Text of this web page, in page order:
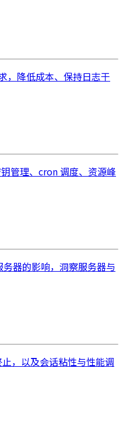
，降低成本、保持日志干
管理、cron 调度、资源峰
器的影响，洞察服务器与
，以及会话粘性与性能调